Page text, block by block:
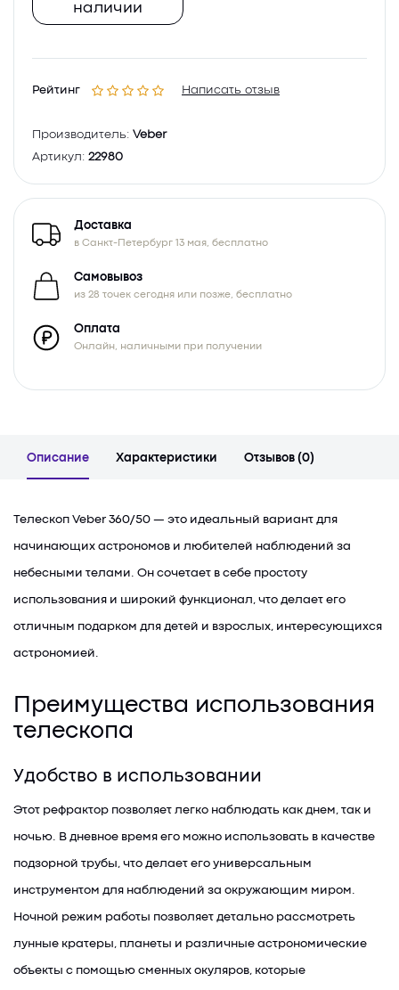
Рейтинг Написать отзыв
Производитель: Veber
Артикул: 22980
наличии
Доставка
в Санкт-Петербург 13 мая, бесплатно
Самовывоз
из 28 точек сегодня или позже, бесплатно
Оплата
Онлайн, наличными при получении
Описание Характеристики Отзывов (0)
Телескоп Veber 360/50 — это идеальный вариант для
начинающих астрономов и любителей наблюдений за
небесными телами. Он сочетает в себе простоту
использования и широкий функционал, что делает его
отличным подарком для детей и взрослых, интересующихся
астрономией.
Преимущества использования
телескопа
Удобство в использовании
Этот рефрактор позволяет легко наблюдать как днем, так и
ночью. В дневное время его можно использовать в качестве
подзорной трубы, что делает его универсальным
инструментом для наблюдений за окружающим миром.
Ночной режим работы позволяет детально рассмотреть
лунные кратеры, планеты и различные астрономические
объекты с помощью сменных окуляров, которые